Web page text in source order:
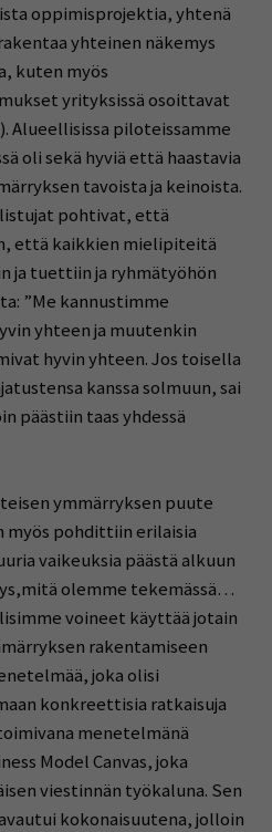
oppimisprojektia, yhtenä
yhteinen näkemys
kuten myös
yrityksissä osoittavat
Alueellisissa piloteissamme
oli sekä hyviä että haastavia
tavoista ja keinoista.
pohtivat, että
että kaikkien mielipiteitä
ja tuettiin ja ryhmätyöhön
”Me kannustimme
yhteen ja muutenkin
hyvin yhteen. Jos toisella
kanssa solmuun, sai
päästiin taas yhdessä
ymmärryksen puute
myös pohdittiin erilaisia
vaikeuksia päästä alkuun
olemme tekemässä…
voineet käyttää jotain
rakentamiseen
joka olisi
konkreettisia ratkaisuja
menetelmänä
Model Canvas, joka
viestinnän työkaluna. Sen
kokonaisuutena, jolloin